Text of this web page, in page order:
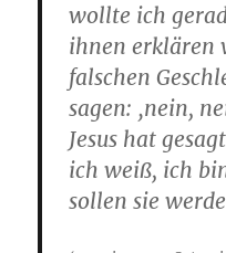
wollte ich
ihnen erklären
falschen
sagen: ‚nein,
Jesus hat
ich weiß, ich
sollen sie